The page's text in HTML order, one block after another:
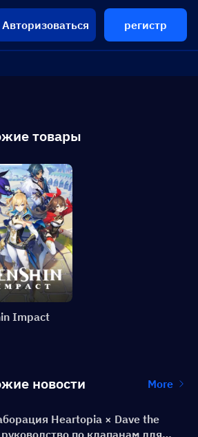
Авторизоваться регистр
товары
Impact
новости More
Heartopia × Dave the
по клапанам для